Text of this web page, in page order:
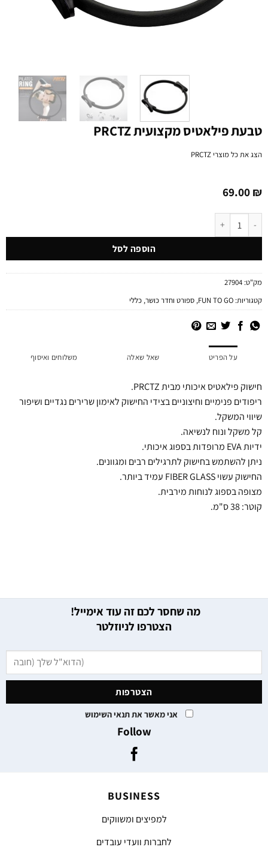
טבעת פילאטיס מקצועית PRCTZ
הצג את כל מוצריPRCTZ
69.00₪
כמות של טבעת פילאטיס מקצועית PRCTZ
הוספה לסל
מק"ט:27904
קטגוריות:FUN TO GO
,ספורט וחדר כושר,כללי
על הפריט שאל שאלה משלוחים ואיסוף
חישוק פילאטיס איכותי מבית PRCTZ.
ריפודים פנימיים וחיצוניים בצידי החישוק לאימון שרירים נגדיים ושיפור
שיווי המשקל.
קל משקל ונוח לנשיאה.
ידיות EVA מרופדות בספוג איכותי.
ניתן להשתמש בחישוק לתרגילים רבים ומגוונים.
החישוק עשוי FIBER GLASS עמיד ביותר.
מצופה בספוג לנוחות מירבית.
קוטר: 38 ס"מ.
מה שחסר לכם זה עוד אימייל!
הצטרפו לניוזלטר
אני מאשר את תנאי השימוש
Follow
BUSINESS
למפיצים ומשווקים
לחברות וועדי עובדים